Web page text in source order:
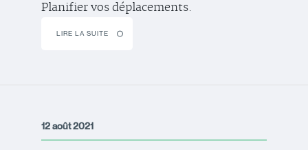
Planifier vos déplacements.
LIRE LA SUITE
12 août 2021